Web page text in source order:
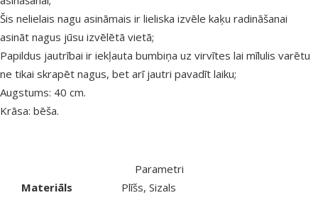
Šis nelielais nagu asināmais ir lieliska izvēle kaķu radināšanai
asināt nagus jūsu izvēlētā vietā;
Papildus jautrībai ir iekļauta bumbiņa uz virvītes lai mīlulis varētu
ne tikai skrapēt nagus, bet arī jautri pavadīt laiku;
Augstums: 40 cm.
Krāsa: bēša.
Parametri
Materiāls
Plīšs, Sizals